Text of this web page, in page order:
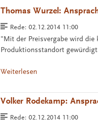
Thomas Wurzel:
Rede: 02.12.2014 11:00
"Mit der Preisvergabe wird die
Produktionsstandort
Weiterlesen
Volker Rodekamp:
Rede: 02.12.2014 11:00